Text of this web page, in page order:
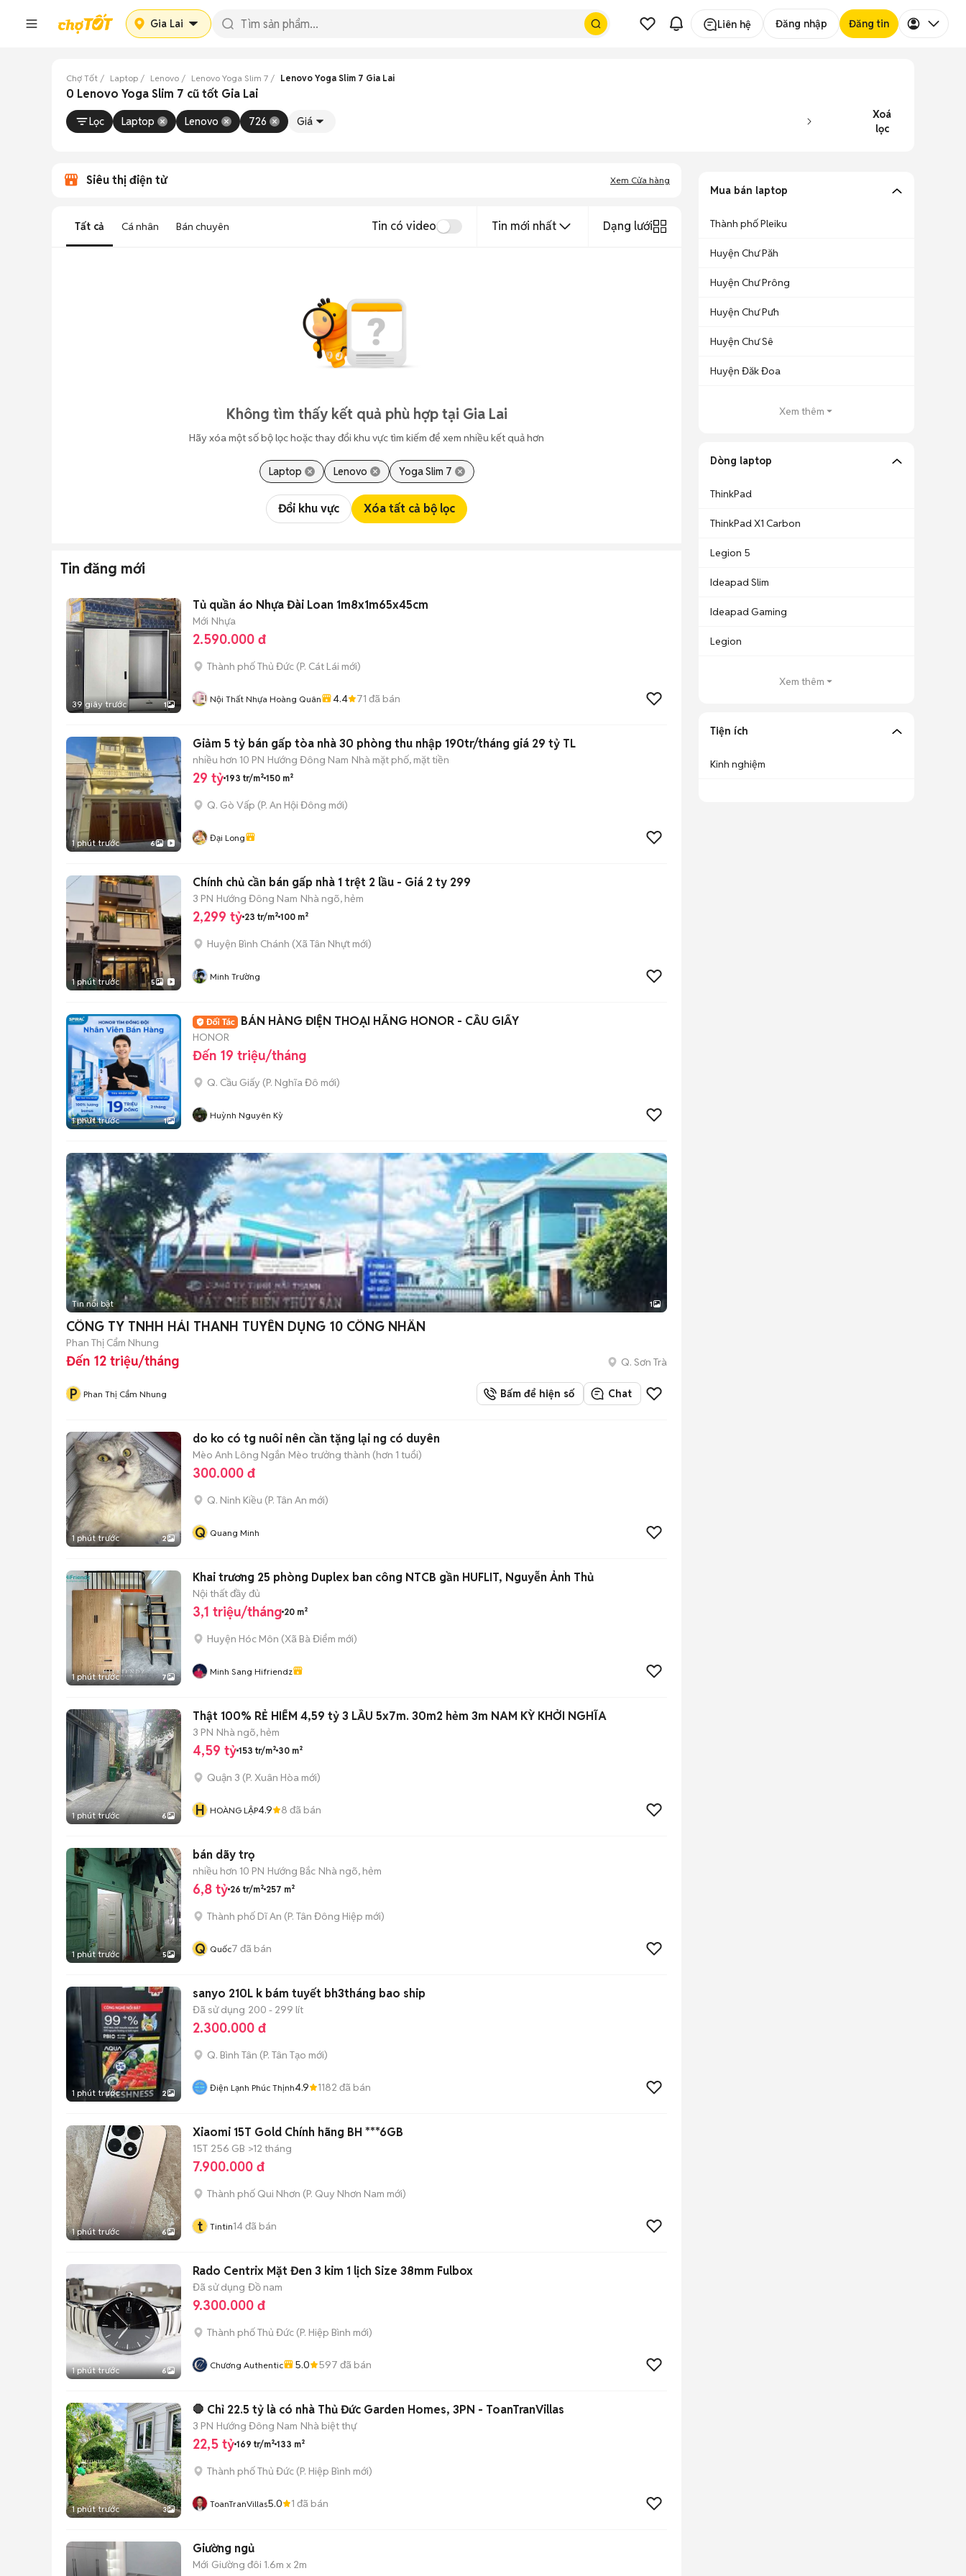
Gia Lai Liên hệ Đăng nhập Đăng tin
Chợ Tốt Laptop Lenovo Lenovo Yoga Slim 7 Lenovo Yoga Slim 7 Gia Lai
0 Lenovo Yoga Slim 7 cũ tốt Gia Lai
Lọc Laptop Lenovo 726 Giá
Xoá
lọc
Siêu thị điện tử Xem Cửa hàng
Tất cả Cá nhân Bán chuyên Tin có video Tin mới nhất Dạng lưới
Không tìm thấy kết quả phù hợp tại Gia Lai
Hãy xóa một số bộ lọc hoặc thay đổi khu vực tìm kiếm để xem nhiều kết quả hơn
Laptop Lenovo Yoga Slim 7
Đổi khu vực Xóa tất cả bộ lọc
Tin đăng mới
39 giây trước 1
Tủ quần áo Nhựa Đài Loan 1m8x1m65x45cm
Mới Nhựa
2.590.000 đ
Thành phố Thủ Đức (P. Cát Lái mới)
Nội Thất Nhựa Hoàng Quân 4.4 71 đã bán
1 phút trước 6
Giảm 5 tỷ bán gấp tòa nhà 30 phòng thu nhập 190tr/tháng giá 29 tỷ TL
nhiều hơn 10 PN Hướng Đông Nam Nhà mặt phố, mặt tiền
29 tỷ 193 tr/m² 150 m²
Q. Gò Vấp (P. An Hội Đông mới)
Đại Long
1 phút trước 5
Chính chủ cần bán gấp nhà 1 trệt 2 lầu - Giá 2 ty 299
3 PN Hướng Đông Nam Nhà ngõ, hẻm
2,299 tỷ 23 tr/m² 100 m²
Huyện Bình Chánh (Xã Tân Nhựt mới)
Minh Trường
1 phút trước 1
BÁN HÀNG ĐIỆN THOẠI HÃNG HONOR - CẦU GIẤY
HONOR
Đến 19 triệu/tháng
Q. Cầu Giấy (P. Nghĩa Đô mới)
Huỳnh Nguyên Kỳ
Tin nổi bật 1
CÔNG TY TNHH HẢI THANH TUYỂN DỤNG 10 CÔNG NHÂN
Phan Thị Cẩm Nhung
Đến 12 triệu/tháng Q. Sơn Trà
P Phan Thị Cẩm Nhung Bấm để hiện số Chat
1 phút trước 2
do ko có tg nuôi nên cần tặng lại ng có duyên
Mèo Anh Lông Ngắn Mèo trưởng thành (hơn 1 tuổi)
300.000 đ
Q. Ninh Kiều (P. Tân An mới)
Q Quang Minh
1 phút trước 7
Khai trương 25 phòng Duplex ban công NTCB gần HUFLIT, Nguyễn Ảnh Thủ
Nội thất đầy đủ
3,1 triệu/tháng 20 m²
Huyện Hóc Môn (Xã Bà Điểm mới)
Minh Sang Hifriendz
1 phút trước 6
Thật 100% RẺ HIẾM 4,59 tỷ 3 LẦU 5x7m. 30m2 hẻm 3m NAM KỲ KHỞI NGHĨA
3 PN Nhà ngõ, hẻm
4,59 tỷ 153 tr/m² 30 m²
Quận 3 (P. Xuân Hòa mới)
H HOÀNG LẬP4.9 8 đã bán
1 phút trước 5
bán dãy trọ
nhiều hơn 10 PN Hướng Bắc Nhà ngõ, hẻm
6,8 tỷ 26 tr/m² 257 m²
Thành phố Dĩ An (P. Tân Đông Hiệp mới)
Q Quốc7 đã bán
1 phút trước 2
sanyo 210L k bám tuyết bh3tháng bao ship
Đã sử dụng 200 - 299 lít
2.300.000 đ
Q. Bình Tân (P. Tân Tạo mới)
Điện Lạnh Phúc Thịnh4.9 1182 đã bán
1 phút trước 6
Xiaomi 15T Gold Chính hãng BH ***6GB
15T 256 GB >12 tháng
7.900.000 đ
Thành phố Qui Nhơn (P. Quy Nhơn Nam mới)
t Tintin14đã bán
1 phút trước 6
Rado Centrix Mặt Đen 3 kim 1 lịch Size 38mm Fulbox
Đã sử dụng Đồ nam
9.300.000 đ
Thành phố Thủ Đức (P. Hiệp Bình mới)
Chương Authentic 5.0 597 đã bán
1 phút trước 3
🛑 Chỉ 22.5 tỷ là có nhà Thủ Đức Garden Homes, 3PN - ToanTranVillas
3 PN Hướng Đông Nam Nhà biệt thự
22,5 tỷ 169 tr/m² 133 m²
Thành phố Thủ Đức (P. Hiệp Bình mới)
ToanTranVillas5.0 1 đã bán
Giường ngủ
Mới Giường đôi 1.6m x 2m
Mua bán laptop
Thành phố Pleiku
Huyện Chư Păh
Huyện Chư Prông
Huyện Chư Pưh
Huyện Chư Sê
Huyện Đăk Đoa
Xem thêm
Dòng laptop
ThinkPad
ThinkPad X1 Carbon
Legion 5
Ideapad Slim
Ideapad Gaming
Legion
Xem thêm
Tiện ích
Kinh nghiệm